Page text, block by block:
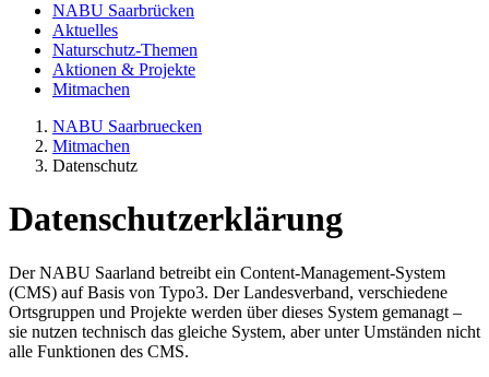
NABU Saarbrücken
Aktuelles
Naturschutz-Themen
Aktionen & Projekte
Mitmachen
NABU Saarbruecken
Mitmachen
Datenschutz
Datenschutzerklärung
Der NABU Saarland betreibt ein Content-Management-System
(CMS) auf Basis von Typo3. Der Landesverband, verschiedene
Ortsgruppen und Projekte werden über dieses System gemanagt –
sie nutzen technisch das gleiche System, aber unter Umständen nicht
alle Funktionen des CMS.